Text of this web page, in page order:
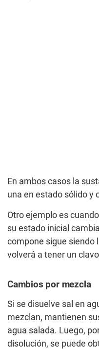
En ambos casos la
una en estado sólido y
Otro ejemplo es
su estado inicial
compone sigue siendo
volverá a tener un
Cambios por mezcla
Si se disuelve sal en
mezclan, mantienen
agua salada. Luego,
disolución, se puede